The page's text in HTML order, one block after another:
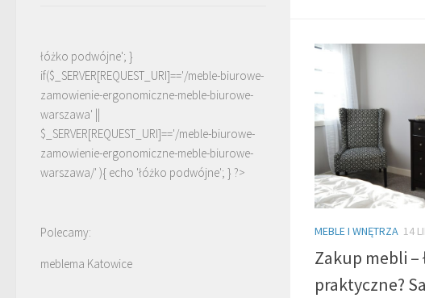
MEBLE I WNĘTRZA 14
Zakup mebli –
praktyczne?
łóżko podwójne'; }
if($_SERVER[REQUEST_URI]=='/meble-biurowe-
zamowienie-ergonomiczne-meble-biurowe-
warszawa' ||
$_SERVER[REQUEST_URI]=='/meble-biurowe-
zamowienie-ergonomiczne-meble-biurowe-
warszawa/' ){ echo 'łóżko podwójne'; } ?>
Polecamy:
meblema Katowice